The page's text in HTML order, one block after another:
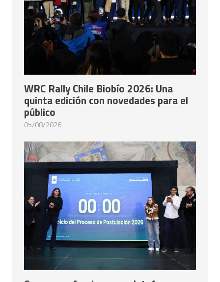
WRC Rally Chile Biobío 2026: Una
quinta edición con novedades para el
público
05/08/2026